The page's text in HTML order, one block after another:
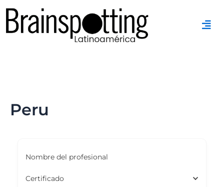
Ir
al
Peru
Nombre del profesional
Certificado